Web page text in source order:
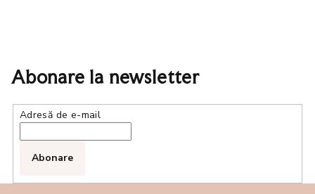
Abonare la newsletter
Adresă de e-mail
Abonare